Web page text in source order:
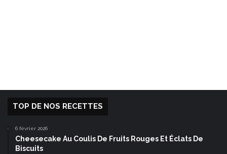
TOP DE NOS RECETTES
6 février 2026
Cheesecake Au Coulis De Fruits Rouges Et Éclats De
Biscuits